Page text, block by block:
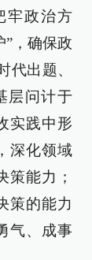
牢政治方
”，确保政
代出题、
层问计于
实践中形
深化领域
策能力；
策的能力
气、成事